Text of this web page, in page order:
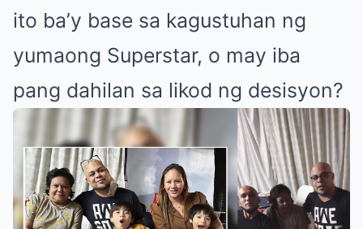
ito ba’y base sa kagustuhan ng
yumaong Superstar, o may iba
pang dahilan sa likod ng desisyon?